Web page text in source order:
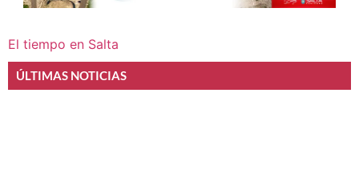
El tiempo en Salta
ÚLTIMAS NOTICIAS